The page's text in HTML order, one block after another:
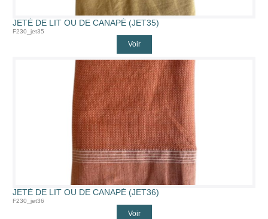
JETÉ DE LIT OU DE CANAPÉ (JET35)
F230_jet35
Voir
JETÉ DE LIT OU DE CANAPÉ (JET36)
F230_jet36
Voir